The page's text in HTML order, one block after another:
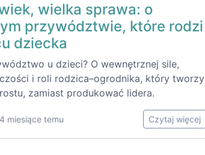
wielka sprawa: o
przywództwie, które rodzi
dziecka
u dzieci? O wewnętrznej sile,
i roli rodzica–ogrodnika, który tworzy
zamiast produkować lidera.
miesiące temu Czytaj więcej